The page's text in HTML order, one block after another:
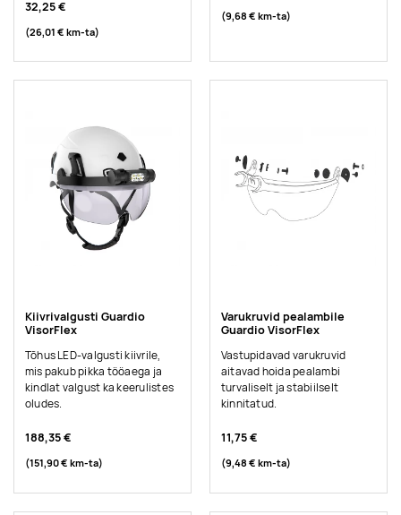
32,25 €
(26,01 € km-ta)
(9,68 € km-ta)
Kiivrivalgusti Guardio
VisorFlex
Tõhus LED-valgusti kiivrile,
mis pakub pikka tööaega ja
kindlat valgust ka keerulistes
oludes.
188,35 €
(151,90 € km-ta)
Varukruvid pealambile
Guardio VisorFlex
Vastupidavad varukruvid
aitavad hoida pealambi
turvaliselt ja stabiilselt
kinnitatud.
11,75 €
(9,48 € km-ta)